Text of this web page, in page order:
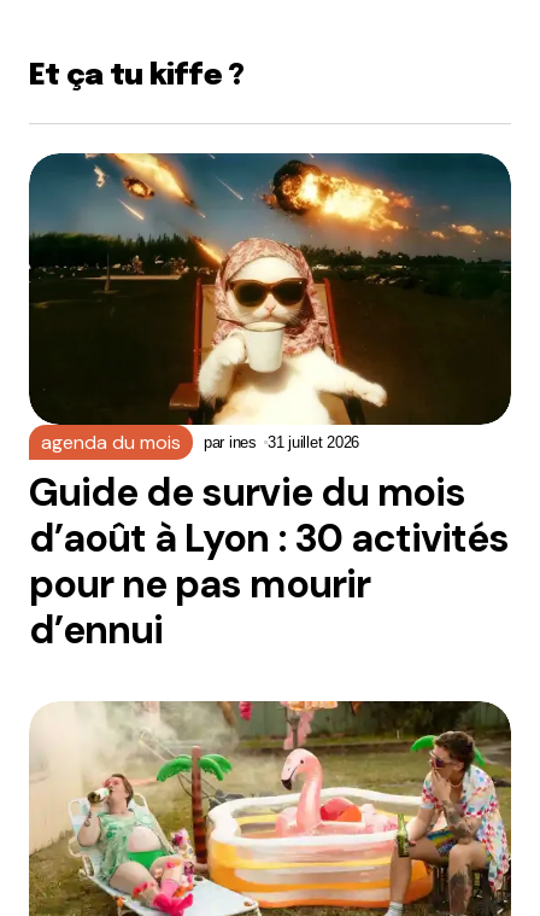
Et ça tu kiffe ?
agenda du mois par ines 31 juillet 2026
Guide de survie du mois
d’août à Lyon : 30 activités
pour ne pas mourir
d’ennui